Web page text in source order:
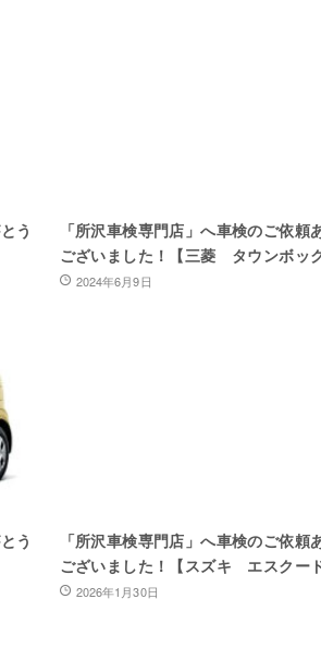
う
「所沢車検専門店」へ車検のご依頼
ございました！【三菱 タウンボック
2024年6月9日
う
「所沢車検専門店」へ車検のご依頼
ございました！【スズキ エスクード
2026年1月30日